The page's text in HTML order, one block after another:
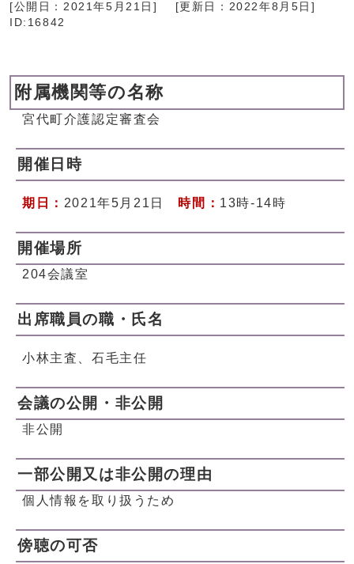
[公開日： 2021年5月21日 ] [更新日： 2022年8月5日]
ID:16842
附属機関等の名称
宮代町介護認定審査会
開催日時
期日： 2021年5月21日 時間： 13時-14時
開催場所
204会議室
出席職員の職・氏名
小林主査、石毛主任
会議の公開・非公開
非公開
一部公開又は非公開の理由
個人情報を取り扱うため
傍聴の可否